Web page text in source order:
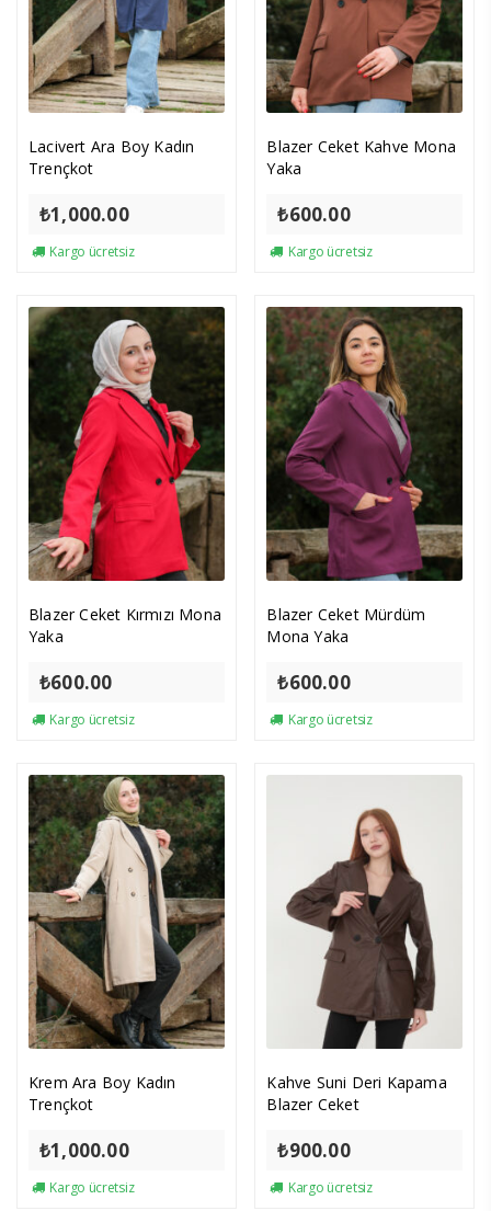
Lacivert Ara Boy Kadın
Trençkot
₺1,000.00
Kargo ücretsiz
Blazer Ceket Kahve Mona
Yaka
₺600.00
Kargo ücretsiz
Blazer Ceket Kırmızı Mona
Yaka
₺600.00
Kargo ücretsiz
Blazer Ceket Mürdüm
Mona Yaka
₺600.00
Kargo ücretsiz
Krem Ara Boy Kadın
Trençkot
₺1,000.00
Kargo ücretsiz
Kahve Suni Deri Kapama
Blazer Ceket
₺900.00
Kargo ücretsiz